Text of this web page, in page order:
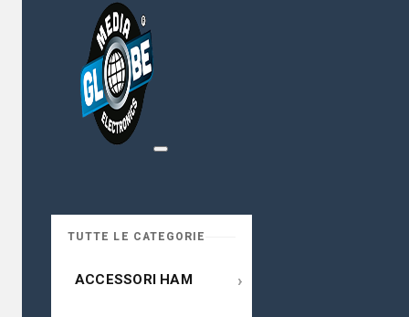
TUTTE LE CATEGORIE
ACCESSORI HAM ›